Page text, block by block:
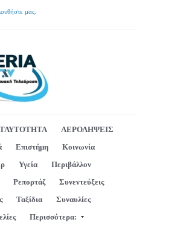
μας.
ΤΑΥΤΟΤΗΤΑ
ΑΕΡΟΛΗΨΕΙΣ
Επιστήμη
Κοινωνία
Υγεία
Περιβάλλον
Ρεπορτάζ
Συνεντεύξεις
Ταξίδια
Συναυλίες
Περισσότερα: